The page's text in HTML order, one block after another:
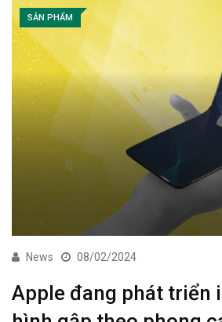
SẢN PHẨM
News 08/02/2024
Apple đang phát triển